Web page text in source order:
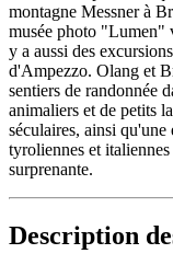
montagne Messner à
musée photo "Lumen"
y a aussi des
d'Ampezzo. Olang et
sentiers de randonnée
animaliers et de petits
séculaires, ainsi
tyroliennes et
surprenante.
Description